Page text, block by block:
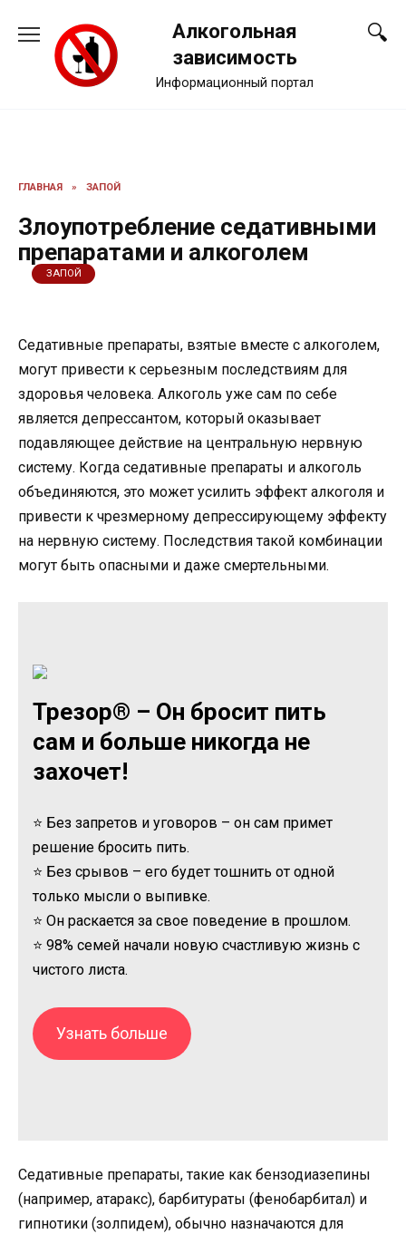
содержанию
Алкогольная
зависимость
Информационный портал
ГЛАВНАЯ » ЗАПОЙ
Злоупотребление седативными
препаратами и алкоголем
ЗАПОЙ
Седативные препараты, взятые вместе с алкоголем,
могут привести к серьезным последствиям для
здоровья человека. Алкоголь уже сам по себе
является депрессантом, который оказывает
подавляющее действие на центральную нервную
систему. Когда седативные препараты и алкоголь
объединяются, это может усилить эффект алкоголя и
привести к чрезмерному депрессирующему эффекту
на нервную систему. Последствия такой комбинации
могут быть опасными и даже смертельными.
Трезор® – Он бросит пить
сам и больше никогда не
захочет!
⭐ Без запретов и уговоров – он сам примет
решение бросить пить.
⭐ Без срывов – его будет тошнить от одной
только мысли о выпивке.
⭐ Он раскается за свое поведение в прошлом.
⭐ 98% семей начали новую счастливую жизнь с
чистого листа.
Узнать больше
Седативные препараты, такие как бензодиазепины
(например, атаракс), барбитураты (фенобарбитал) и
гипнотики (золпидем), обычно назначаются для